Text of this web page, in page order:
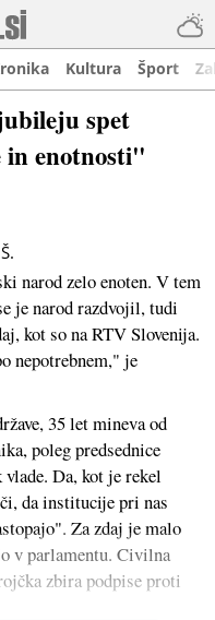
Kultura Šport
spet
in enotnosti"
narod zelo enoten. V tem
je narod razdvojil, tudi
kot so na RTV Slovenija.
nepotrebnem," je
35 let mineva od
poleg predsednice
Da, kot je rekel
da institucije pri nas
Za zdaj je malo
v parlamentu. Civilna
zbira podpise proti